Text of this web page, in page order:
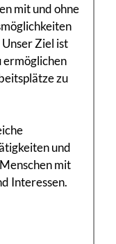
mit und ohne
Ziel ist
ermöglichen
zu
und
mit
Interessen.